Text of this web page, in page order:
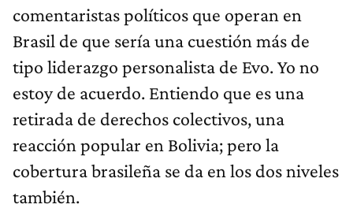
comentaristas políticos que operan en
Brasil de que sería una cuestión más de
tipo liderazgo personalista de Evo. Yo no
estoy de acuerdo. Entiendo que es una
retirada de derechos colectivos, una
reacción popular en Bolivia; pero la
cobertura brasileña se da en los dos niveles
también.